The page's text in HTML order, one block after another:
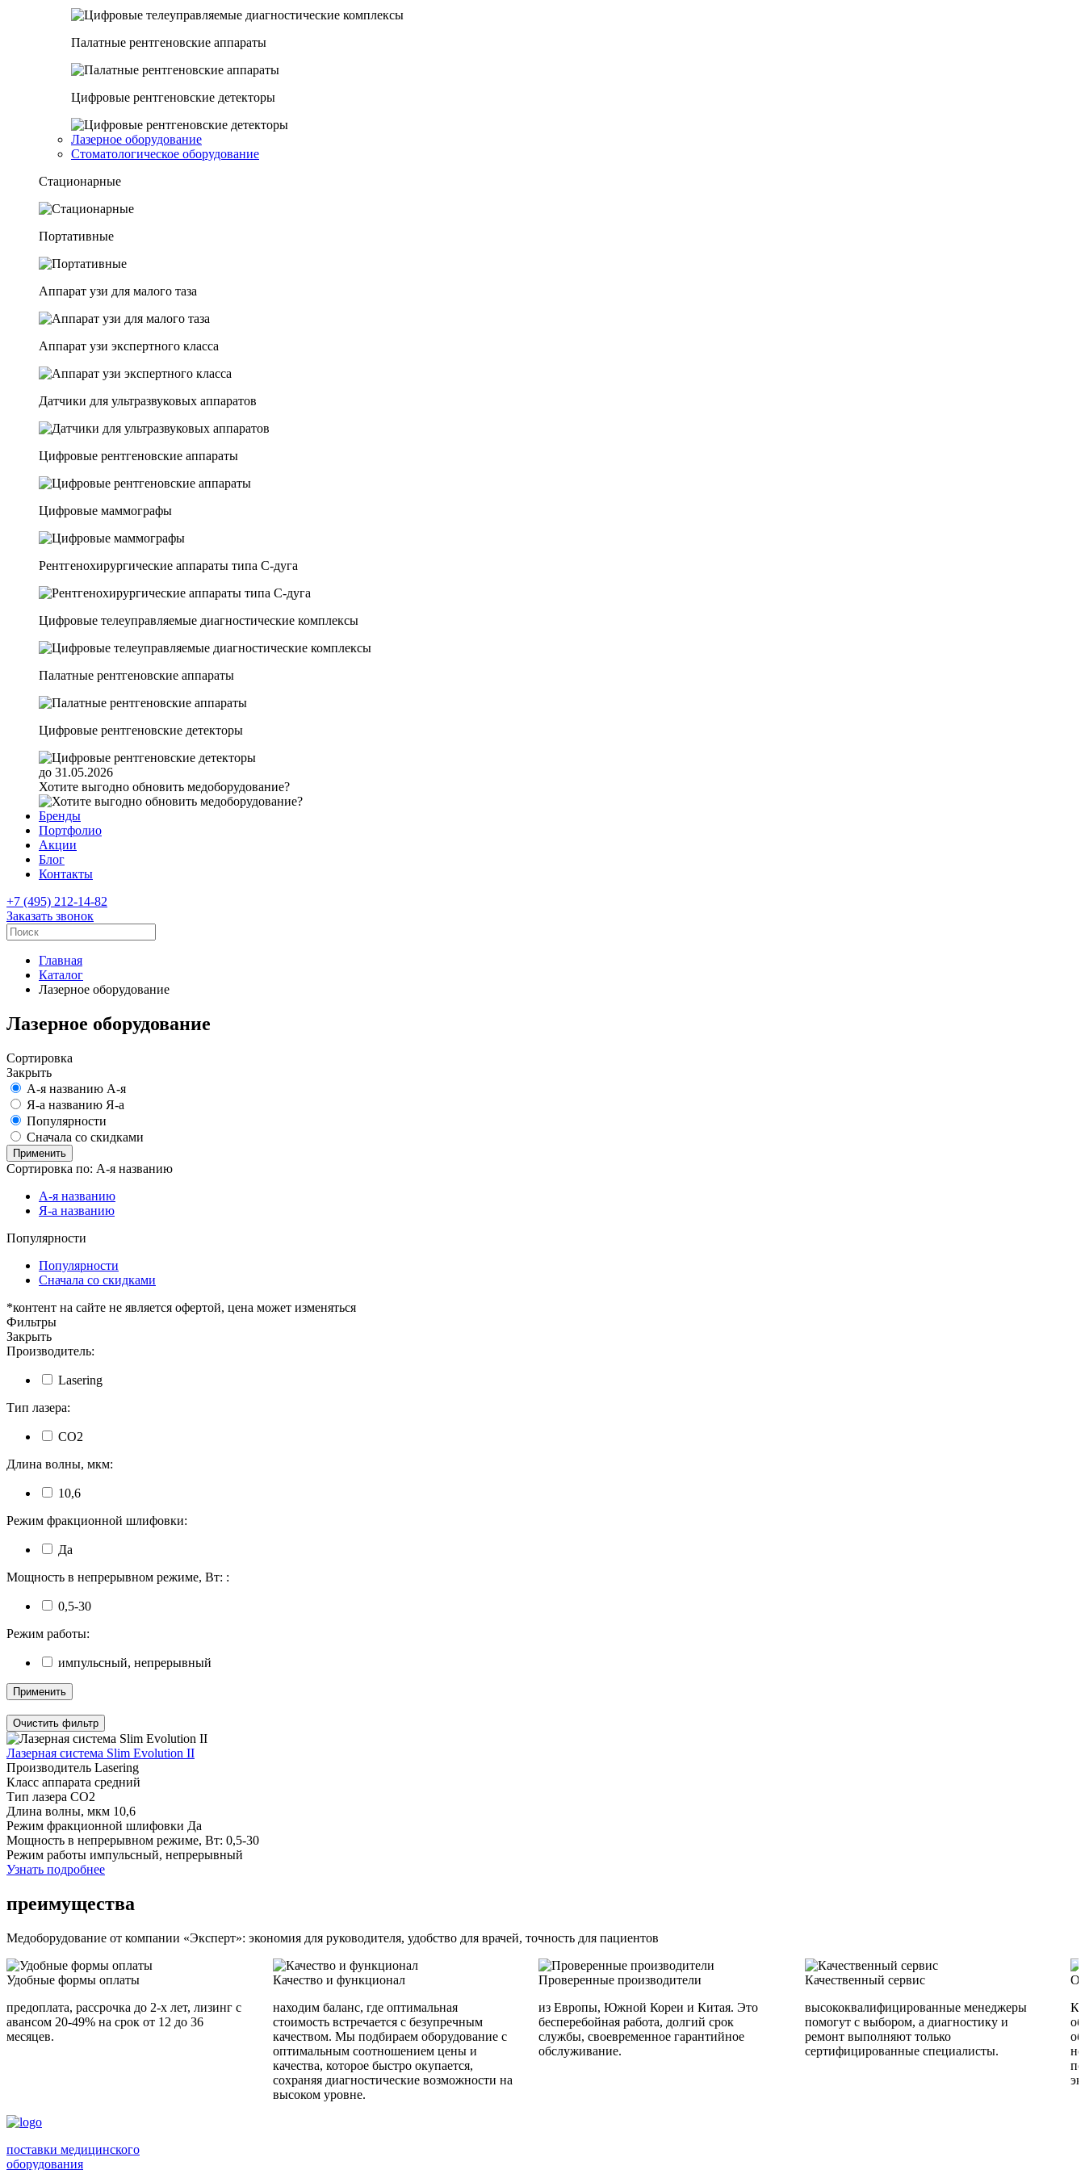
Палатные рентгеновские аппараты
Цифровые рентгеновские детекторы
Лазерное оборудование
Стоматологическое оборудование
Стационарные
Портативные
Аппарат узи для малого таза
Аппарат узи экспертного класса
Датчики для ультразвуковых аппаратов
Цифровые рентгеновские аппараты
Цифровые маммографы
Рентгенохирургические аппараты типа C-дуга
Цифровые телеуправляемые диагностические комплексы
Палатные рентгеновские аппараты
Цифровые рентгеновские детекторы
до 31.05.2026
Хотите выгодно обновить медоборудование?
Бренды
Портфолио
Акции
Блог
Контакты
+7 (495) 212-14-82
Заказать звонок
Главная
Каталог
Лазерное оборудование
Лазерное оборудование
Сортировка
Закрыть
А-я названию А-я
Я-а названию Я-а
Популярности
Сначала со скидками
Применить
Сортировка по: А-я названию
А-я названию
Я-а названию
Популярности
Популярности
Сначала со скидками
*контент на сайте не является офертой, цена может изменяться
Фильтры
Закрыть
Производитель:
Lasering
Тип лазера:
СО2
Длина волны, мкм:
10,6
Режим фракционной шлифовки:
Да
Мощность в непрерывном режиме, Вт: :
0,5-30
Режим работы:
импульсный, непрерывный
Применить
Очистить фильтр
Лазерная система Slim Evolution II
Производитель Lasering
Класс аппарата средний
Тип лазера СО2
Длина волны, мкм 10,6
Режим фракционной шлифовки Да
Мощность в непрерывном режиме, Вт: 0,5-30
Режим работы импульсный, непрерывный
Узнать подробнее
преимущества
Медоборудование от компании «Эксперт»: экономия для руководителя, удобство для врачей, точность для пациентов
Удобные формы оплаты
предоплата, рассрочка до 2-х лет, лизинг с
авансом 20-49% на срок от 12 до 36
месяцев.
Качество и функционал
находим баланс, где оптимальная
стоимость встречается с безупречным
качеством. Мы подбираем оборудование с
оптимальным соотношением цены и
качества, которое быстро окупается,
сохраняя диагностические возможности на
высоком уровне.
Проверенные производители
из Европы, Южной Кореи и Китая. Это
бесперебойная работа, долгий срок
службы, своевременное гарантийное
обслуживание.
Качественный сервис
высококвалифицированные менеджеры
помогут с выбором, а диагностику и
ремонт выполняют только
сертифицированные специалисты.
поставки медицинского
оборудования